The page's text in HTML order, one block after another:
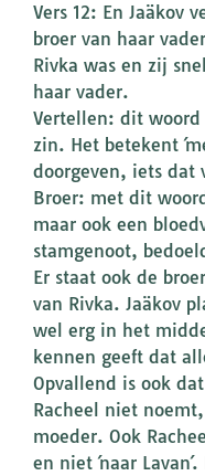
Vers 12: En Jaäkov
broer van haar
Rivka was en zij
haar vader.
Vertellen: dit
zin. Het betekent
doorgeven, iets dat
Broer: met dit
maar ook een
stamgenoot,
Er staat ook de
van Rivka. Jaäkov
wel erg in het
kennen geeft dat
Opvallend is ook
Racheel niet
moeder. Ook
en niet ´naar